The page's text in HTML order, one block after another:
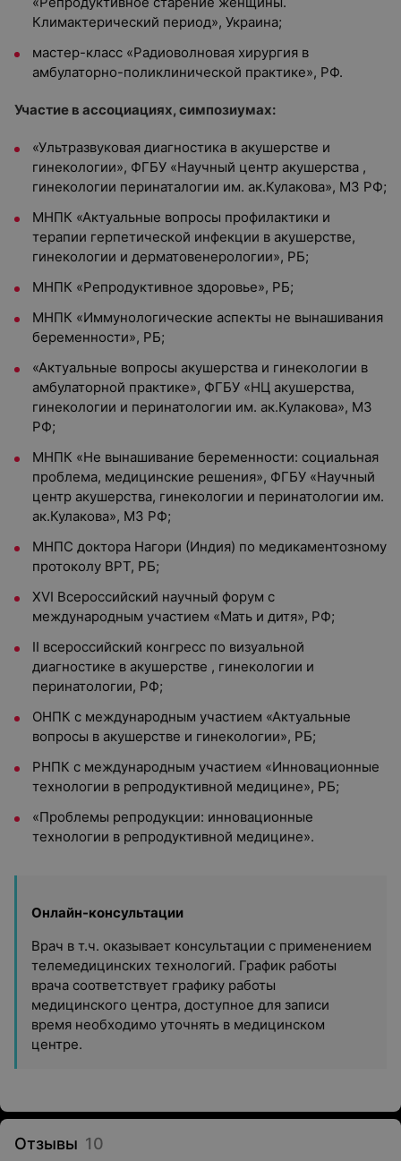
Климактерический период», Украина;
мастер-класс «Радиоволновая хирургия в
амбулаторно-поликлинической практике», РФ.
Участие в ассоциациях, симпозиумах:
«Ультразвуковая диагностика в акушерстве и
гинекологии», ФГБУ «Научный центр акушерства ,
гинекологии перинаталогии им. ак.Кулакова», МЗ РФ;
МНПК «Актуальные вопросы профилактики и
терапии герпетической инфекции в акушерстве,
гинекологии и дерматовенерологии», РБ;
МНПК «Репродуктивное здоровье», РБ;
МНПК «Иммунологические аспекты не вынашивания
беременности», РБ;
«Актуальные вопросы акушерства и гинекологии в
амбулаторной практике», ФГБУ «НЦ акушерства,
гинекологии и перинатологии им. ак.Кулакова», МЗ
РФ;
МНПК «Не вынашивание беременности: социальная
проблема, медицинские решения», ФГБУ «Научный
центр акушерства, гинекологии и перинатологии им.
ак.Кулакова», МЗ РФ;
МНПС доктора Нагори (Индия) по медикаментозному
протоколу ВРТ, РБ;
XVI Всероссийский научный форум с
международным участием «Мать и дитя», РФ;
II всероссийский конгресс по визуальной
диагностике в акушерстве , гинекологии и
перинатологии, РФ;
ОНПК с международным участием «Актуальные
вопросы в акушерстве и гинекологии», РБ;
РНПК с международным участием «Инновационные
технологии в репродуктивной медицине», РБ;
«Проблемы репродукции: инновационные
технологии в репродуктивной медицине».
Онлайн-консультации
Врач в т.ч. оказывает консультации с применением
телемедицинских технологий. График работы
врача соответствует графику работы
медицинского центра, доступное для записи
время необходимо уточнять в медицинском
центре.
Отзывы 10